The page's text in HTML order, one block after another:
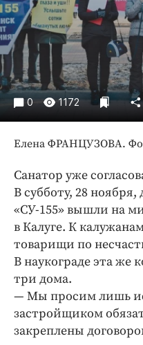
Общество
Погода
Праздники
Происшествия
Спорт
Экономика и
ПРОЕКТЫ
Издания
Медиаперсона
Интересное
Клиника года
Бренд года
Работодатель
0 1172
Елена ФРАНЦУЗОВА.
Санатор уже
В субботу, 28
«СУ-155» вышли на
в Калуге. К
товарищи по
В наукограде эта же
три дома.
— Мы просим лишь
застройщиком
закреплены